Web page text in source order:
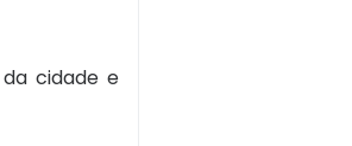
cidade e